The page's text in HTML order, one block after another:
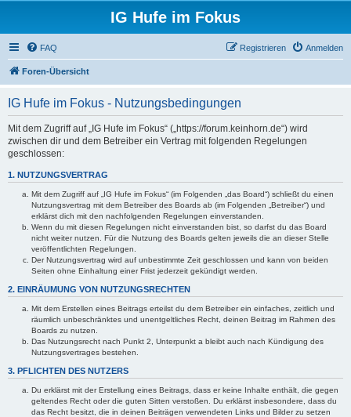
IG Hufe im Fokus
FAQ Anmelden
Registrieren
Foren-Übersicht
IG Hufe im Fokus - Nutzungsbedingungen
Mit dem Zugriff auf „IG Hufe im Fokus“ („https://forum.keinhorn.de“) wird
zwischen dir und dem Betreiber ein Vertrag mit folgenden Regelungen
geschlossen:
1. NUTZUNGSVERTRAG
Mit dem Zugriff auf „IG Hufe im Fokus“ (im Folgenden „das Board“) schließt du einen
Nutzungsvertrag mit dem Betreiber des Boards ab (im Folgenden „Betreiber“) und
erklärst dich mit den nachfolgenden Regelungen einverstanden.
Wenn du mit diesen Regelungen nicht einverstanden bist, so darfst du das Board
nicht weiter nutzen. Für die Nutzung des Boards gelten jeweils die an dieser Stelle
veröffentlichten Regelungen.
Der Nutzungsvertrag wird auf unbestimmte Zeit geschlossen und kann von beiden
Seiten ohne Einhaltung einer Frist jederzeit gekündigt werden.
2. EINRÄUMUNG VON NUTZUNGSRECHTEN
Mit dem Erstellen eines Beitrags erteilst du dem Betreiber ein einfaches, zeitlich und
räumlich unbeschränktes und unentgeltliches Recht, deinen Beitrag im Rahmen des
Boards zu nutzen.
Das Nutzungsrecht nach Punkt 2, Unterpunkt a bleibt auch nach Kündigung des
Nutzungsvertrages bestehen.
3. PFLICHTEN DES NUTZERS
Du erklärst mit der Erstellung eines Beitrags, dass er keine Inhalte enthält, die gegen
geltendes Recht oder die guten Sitten verstoßen. Du erklärst insbesondere, dass du
das Recht besitzt, die in deinen Beiträgen verwendeten Links und Bilder zu setzen